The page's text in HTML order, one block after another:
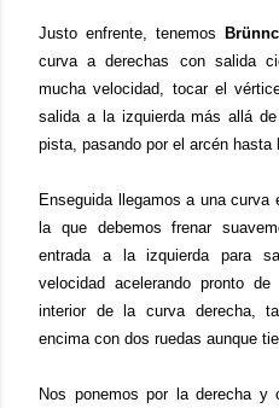
Justo enfrente, tenemos
curva a derechas con salida
mucha velocidad, tocar el
salida a la izquierda más allá
pista, pasando por el arcén hasta
Enseguida llegamos a una curva
la que debemos frenar
entrada a la izquierda para
velocidad acelerando pronto
interior de la curva derecha,
encima con dos ruedas aunque
Nos ponemos por la derecha y